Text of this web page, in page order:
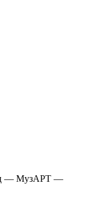
— МузАРТ —